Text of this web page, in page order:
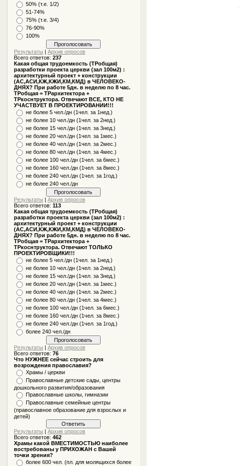
50% (т.е. 1/2)
51-74%
75% (т.е. 3/4)
76-90%
100%
Результаты |Архив опросов
Всего ответов:237
Какая общая трудоемкость (ТРобщая)
разработки проекта церкви (зал 100м2) :
архитектурный проект + конструкции
(АС,АСИ,КЖ,КЖИ,КМ,КМД) в ЧЕЛОВЕКО-
ДНЯХ? При работе 5дн. в неделю по 8 час.
ТРобщая = ТРархитектора +
ТРкоснтруктора. Отвечают ВСЕ, КТО НЕ
УЧАСТВУЕТ В ПРОЕКТИРОВАНИИ!!!
не более 5 чел./дн (1чел. за 1нед.)
не более 10 чел./дн (1чел. за 2нед.)
не более 15 чел./дн (1чел. за 3нед.)
не более 20 чел./дн (1чел. за 1мес.)
не более 40 чел./дн (1чел. за 2мес.)
не более 80 чел./дн (1чел. за 4мес.)
не более 100 чел./дн (1чел. за 6мес.)
не более 160 чел./дн (1чел. за 8мес.)
не более 240 чел./дн (1чел. за 1год.)
не более 240 чел./дн
Результаты |Архив опросов
Всего ответов:113
Какая общая трудоемкость (ТРобщая)
разработки проекта церкви (зал 100м2) :
архитектурный проект + конструкции
(АС,АСИ,КЖ,КЖИ,КМ,КМД) в ЧЕЛОВЕКО-
ДНЯХ? При работе 5дн. в неделю по 8 час.
ТРобщая = ТРархитектора +
ТРкоснтруктора. Отвечают ТОЛЬКО
ПРОЕКТИРОВЩИКИ!!!
не более 5 чел./дн (1чел. за 1нед.)
не более 10 чел./дн (1чел. за 2нед.)
не более 15 чел./дн (1чел. за 3нед.)
не более 20 чел./дн (1чел. за 1мес.)
не более 40 чел./дн (1чел. за 2мес.)
не более 80 чел./дн (1чел. за 4мес.)
не более 100 чел./дн (1чел. за 6мес.)
не более 160 чел./дн (1чел. за 8мес.)
не более 240 чел./дн (1чел. за 1год.)
более 240 чел./дн
Результаты |Архив опросов
Всего ответов:76
Что НУЖНЕЕ сейчас строить для
возрождения православия?
Храмы / церкви
Православные детские сады, центры
дошкольного развития/образования
Православные школы, гимназии
Православные семейные центры
(православное образование для взрослых и
детей)
Результаты |Архив опросов
Всего ответов:462
Храмы какой ВМЕСТИМОСТЬЮ наиболее
востребованы у ПРИХОЖАН с Вашей
точки зрения?
более 600 чел. (пл. для молящихся более